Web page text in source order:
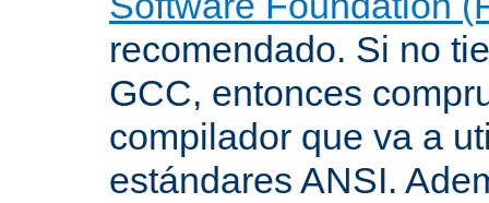
recomendado. Si no
GCC, entonces
compilador que va a
estándares ANSI.